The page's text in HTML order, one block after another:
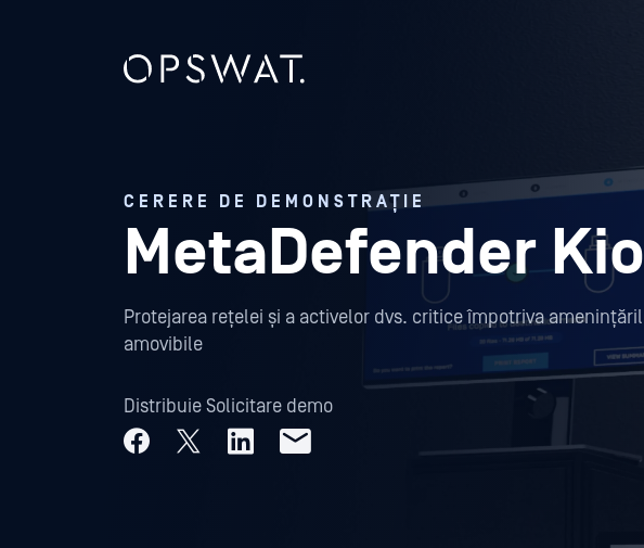
CERERE DE DEMONSTRAȚIE
MetaDefender
Protejarea rețelei și a activelor dvs. critice împotriva
amovibile
Distribuie Solicitare demo